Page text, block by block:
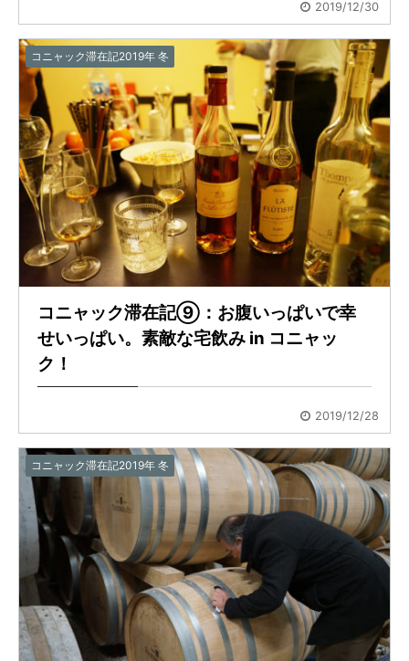
2019/12/30
コニャック滞在記2019年 冬
コニャック滞在記⑨：お腹いっぱいで幸
せいっぱい。素敵な宅飲み in コニャッ
ク！
2019/12/28
コニャック滞在記2019年 冬